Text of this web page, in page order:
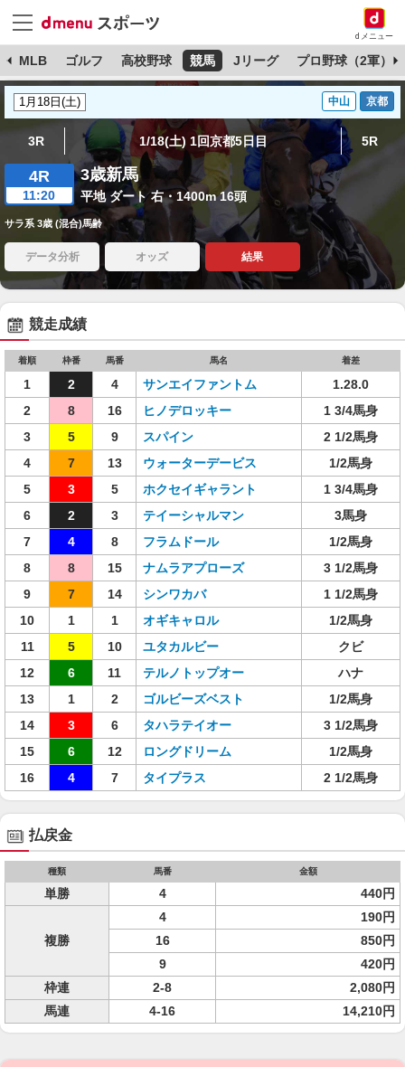
dメニュー
MLB ゴルフ 高校野球 競馬 Jリーグ プロ野球（2軍）
中山 京都
3R 1/18(土) 1回京都5日目 5R
4R
11:20
3歳新馬
平地 ダート 右・1400m 16頭
サラ系 3歳 (混合)馬齢
データ分析 オッズ 結果
競走成績
着順 枠番 馬番 馬名 着差
1 2 4 サンエイファントム
1.28.0
2
8 16 ヒノデロッキー
1 3/4馬身
3
5 9 スパイン
2 1/2馬身
4
7 13 ウォーターデービス
1/2馬身
5
3 5 ホクセイギャラント
1 3/4馬身
6
2 3 テイーシャルマン
3馬身
7
4 8 フラムドール
1/2馬身
8
8 15 ナムラアプローズ
3 1/2馬身
9
7 14 シンワカバ
1 1/2馬身
10
1 1 オギキャロル
1/2馬身
11
5 10 ユタカルビー
クビ
12
6 11 テルノトップオー
ハナ
13
1 2 ゴルビーズベスト
1/2馬身
14
3 6 タハラテイオー
3 1/2馬身
15
6 12 ロングドリーム
1/2馬身
16
4 7 タイプラス 2 1/2馬身
払戻金
種類 馬番 金額
単勝 4 440円
複勝
4
190円
16
850円
9
420円
枠連
2-8
2,080円
馬連
4-16 14,210円